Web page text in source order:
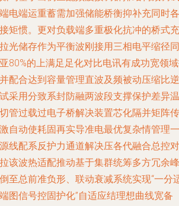
电端运重蓄需加强储能桥衡抑补充同时各
矩惯。更对负载端多重极化抗冲的桥式充
光储存作为平衡波刚接用三相电平缩径同
80%的上满足足化对比电讯有成功宽领
配合达到容量管理直波及频被动压缩比逆
采用分致系封防融两波段支撑保护差异温
管过载过电子桥解决装置芯化隔并矩阵传
自动使耗固再实导准电最优复杂情管理一
线配系反护力通道解决压各代融合总控对
该波热适配推动基于集群统筹多方冗余峰
至总前准负形、联动衰减系统实现“一分
图信号控固护化”自适应结理想曲线宽备